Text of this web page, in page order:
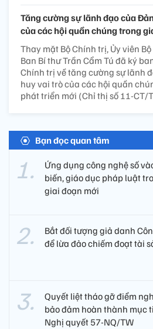
Tăng cường sự lãnh đạo của
của các hội quần chúng trong
Thay mặt Bộ Chính trị, Ủy viên
Ban Bí thư Trần Cẩm Tú đã ký
Chính trị về tăng cường sự lãnh
huy vai trò của các hội quần
phát triển mới (Chỉ thị số 11-
Bạn đọc quan tâm
Ứng dụng công nghệ số
biến, giáo dục pháp luật
giai đoạn mới
Bắt đối tượng giả danh
để lừa đảo chiếm đoạt tài
Quyết liệt tháo gỡ điểm
bảo đảm hoàn thành mục
Nghị quyết 57-NQ/TW